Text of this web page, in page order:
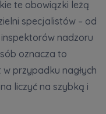
te obowiązki leżą
specjalistów – od
nadzoru
oznacza to
przypadku nagłych
liczyć na szybką i